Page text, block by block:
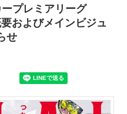
プレミアリーグ
およびメインビジュ
せ